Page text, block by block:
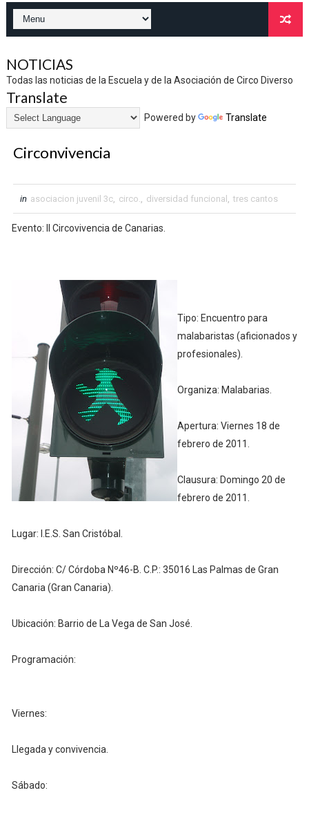
NOTICIAS
Todas las noticias de la Escuela y de la Asociación de Circo Diverso
Translate
Powered by Translate
Circonvivencia
in asociacion juvenil 3c, circo., diversidad funcional , tres cantos
Evento: II Circovivencia de Canarias.
Tipo: Encuentro para
malabaristas (aficionados y
profesionales).
Organiza: Malabarias.
Apertura: Viernes 18 de
febrero de 2011.
Clausura: Domingo 20 de
febrero de 2011.
Lugar: I.E.S. San Cristóbal.
Dirección: C/ Córdoba Nº46-B. C.P.: 35016 Las Palmas de Gran
Canaria (Gran Canaria).
Ubicación: Barrio de La Vega de San José.
Programación:
Viernes:
Llegada y convivencia.
Sábado: